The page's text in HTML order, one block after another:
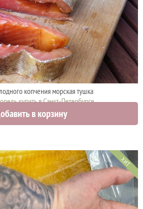
копчения морская тушка
купить в Санкт-Петербурге
2700 руб.в корзину
ХИТ